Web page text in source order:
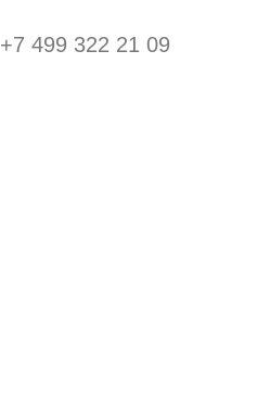
+7 499 322 21 09
+7 499 322 21 09